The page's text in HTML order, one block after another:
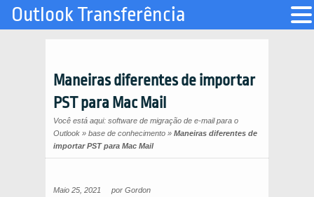
Maneiras diferentes de importar
PST para Mac Mail
Você está aqui: software de migração de e-mail para o
Outlook » base de conhecimento » Maneiras diferentes de
importar PST para Mac Mail
Maio 25, 2021 por Gordon
Outlook Transferência